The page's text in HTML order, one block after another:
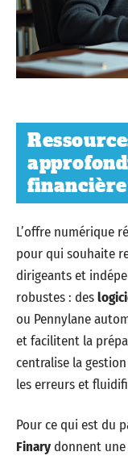
financière
L’offre numérique
pour qui souhaite
dirigeants et
robustes : des
ou Pennylane
et facilitent la
centralise la
les erreurs et
Pour ce qui est du
Finarydonnent